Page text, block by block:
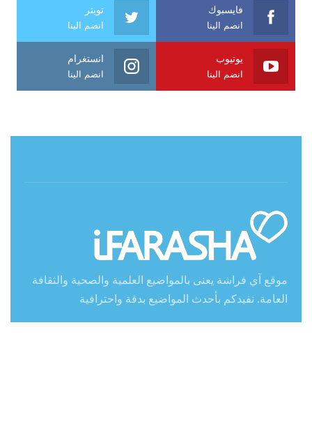
فايسبوك
انضم الينا
تويتر
انضم الينا
يوتيوب
انضم الينا
انستغرام
انضم الينا
موقع آي فراشة يعنى بالمواضيع العلمية والصحية والثقافة
العامة. نفيدكم بأحدث المواضيع بدقة واحترافية